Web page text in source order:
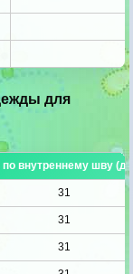
для
по внутреннему шву
31
31
31